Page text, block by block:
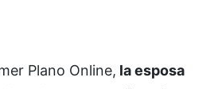
Plano Online, la esposa